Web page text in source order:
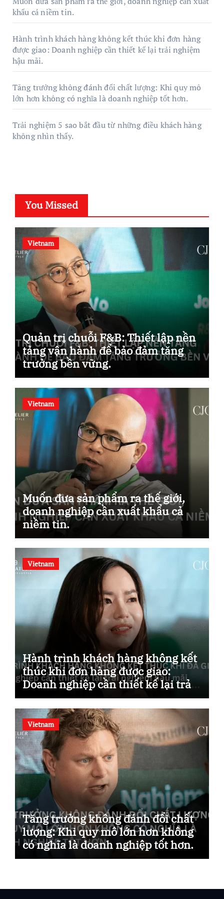
khẩu cả niềm tin.
Hành trình khách hàng không kết thúc khi đơn hàng
được giao: Doanh nghiệp cần thiết kế lại trải nghiệm
hậu mãi.
Tăng trưởng không đánh đổi chất lượng: Khi quy mô
lớn hơn không có nghĩa là doanh nghiệp tốt hơn.
Trải nghiệm 5 sao bắt đầu từ những điều khách hàng
không nhìn thấy.
You Missed
Vietnam
Quản trị chuỗi F&B: Thiết lập nền
tảng vận hành để bảo đảm tăng
trưởng bền vững.
Vietnam
Muốn đưa sản phẩm ra thế giới,
doanh nghiệp cần xuất khẩu cả
niềm tin.
Vietnam
Hành trình khách hàng không kết
thúc khi đơn hàng được giao:
Doanh nghiệp cần thiết kế lại trải
nghiệm hậu mãi.
Vietnam
Tăng trưởng không đánh đổi chất
lượng: Khi quy mô lớn hơn không
có nghĩa là doanh nghiệp tốt hơn.